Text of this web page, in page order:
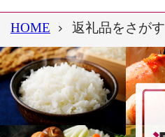
HOME 返礼品をさがす